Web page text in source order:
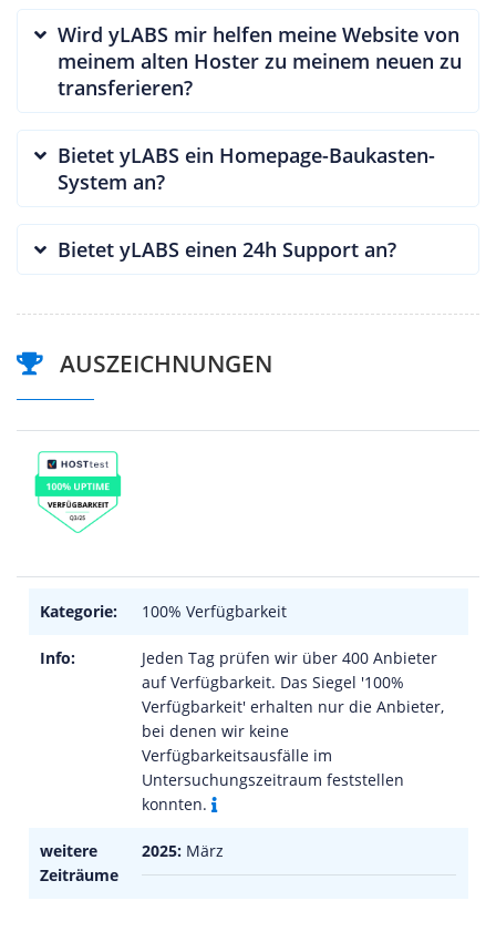
Wird yLABS mir helfen meine Website von
meinem alten Hoster zu meinem neuen zu
transferieren?
Bietet yLABS ein Homepage-Baukasten-
System an?
Bietet yLABS einen 24h Support an?
AUSZEICHNUNGEN
Kategorie: 100% Verfügbarkeit
Info:
Jeden Tag prüfen wir über 400 Anbieter
auf Verfügbarkeit. Das Siegel '100%
Verfügbarkeit' erhalten nur die Anbieter,
bei denen wir keine
Verfügbarkeitsausfälle im
Untersuchungszeitraum feststellen
konnten.
weitere
Zeiträume
2025: März